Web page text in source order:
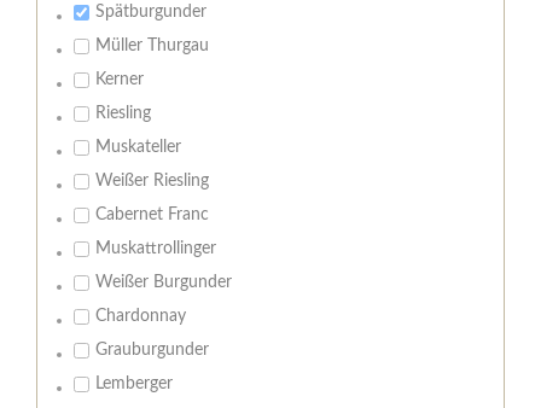
Spätburgunder
Müller Thurgau
Kerner
Riesling
Muskateller
Weißer Riesling
Cabernet Franc
Muskattrollinger
Weißer Burgunder
Chardonnay
Grauburgunder
Lemberger